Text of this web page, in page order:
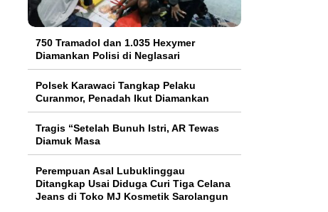
750 Tramadol dan 1.035 Hexymer
Diamankan Polisi di Neglasari
Polsek Karawaci Tangkap Pelaku
Curanmor, Penadah Ikut Diamankan
Tragis “Setelah Bunuh Istri, AR Tewas
Diamuk Masa
Perempuan Asal Lubuklinggau
Ditangkap Usai Diduga Curi Tiga Celana
Jeans di Toko MJ Kosmetik Sarolangun